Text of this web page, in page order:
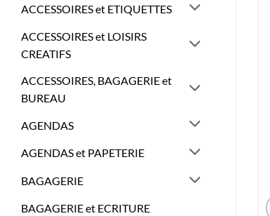
ACCESSOIRES et ETIQUETTES
ACCESSOIRES et LOISIRS
CREATIFS
ACCESSOIRES, BAGAGERIE et
BUREAU
AGENDAS
AGENDAS et PAPETERIE
BAGAGERIE
BAGAGERIE et ECRITURE